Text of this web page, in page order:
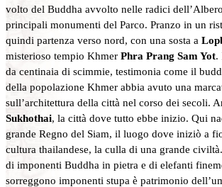
volto del Buddha avvolto nelle radici
principali monumenti del Parco. Pranzo in un
quindi partenza verso nord, con una sosta a
misterioso tempio Khmer Phra Prang Sam Yot.
da centinaia di scimmie, testimonia come il
della popolazione Khmer abbia avuto una
sull’architettura della città nel corso dei secoli.
Sukhothai, la città dove tutto ebbe inizio. Qui
grande Regno del Siam, il luogo dove iniziò a
cultura thailandese, la culla di una grande
di imponenti Buddha in pietra e di elefanti
sorreggono imponenti stupa è patrimonio